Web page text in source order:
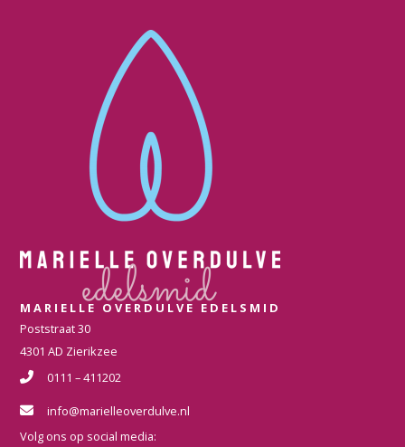
MARIELLE OVERDULVE EDELSMID
Poststraat 30
4301 AD Zierikzee
0111 – 411202
info@marielleoverdulve.nl
Volg ons op social media: